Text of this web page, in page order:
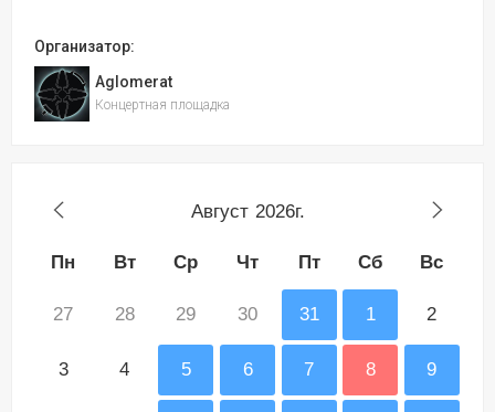
Организатор:
Aglomerat
Концертная площадка
Август 2026г.
Пн Вт Ср Чт Пт Сб Вс
27 28 29 30 31 1 2
3 4 5 6 7 8 9